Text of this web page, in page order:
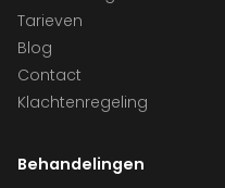
Tarieven
Blog
Contact
Klachtenregeling
Behandelingen